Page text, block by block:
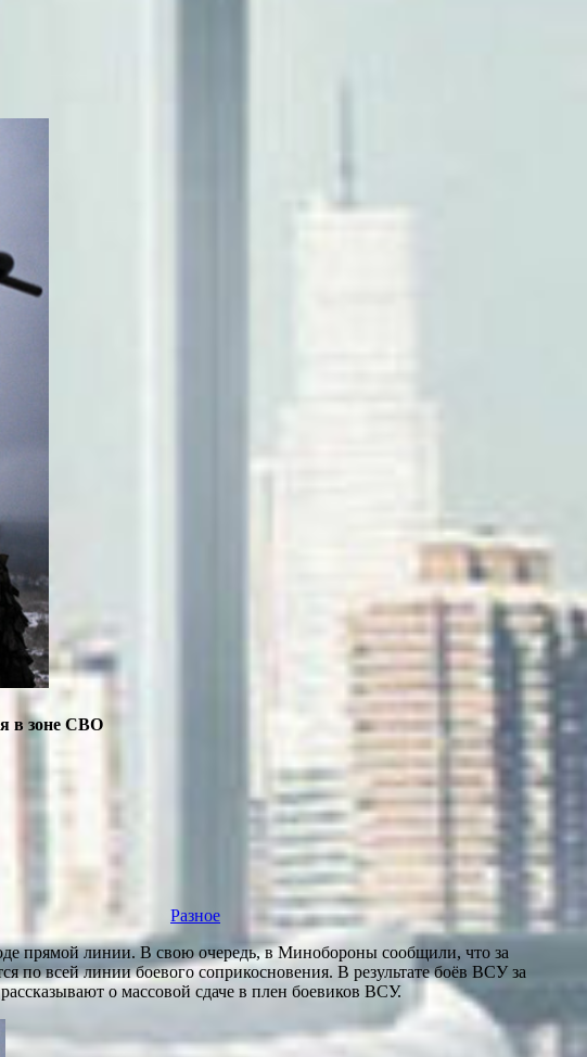
в зоне СВО
Разное
прямой линии. В свою очередь, в Минобороны сообщили, что за
всей линии боевого соприкосновения. В результате боёв ВСУ за
о массовой сдаче в плен боевиков ВСУ.